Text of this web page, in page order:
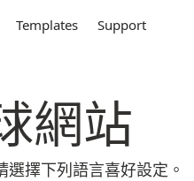
Templates Support
網站
擇下列語言喜好設定。